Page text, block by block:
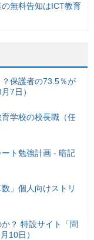
無料告知はICT教育
保護者の73.5％が
7日）
学校の校長職（任
ト勉強計画 - 暗記
」個人向けストリ
？ 特設サイト「問
10日）